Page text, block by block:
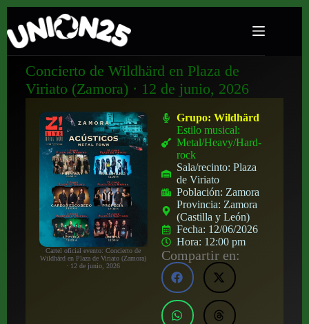
Concierto de Wildhärd en Plaza de
Viriato (Zamora) · 12 de junio, 2026
Cartel oficial evento: Concierto de
Wildhärd en Plaza de Viriato (Zamora)
· 12 de junio, 2026
Grupo:Wildhärd
Estilo musical:
Metal/Heavy/Hard-
rock
Sala/recinto:Plaza
de Viriato
Población: Zamora
Provincia: Zamora
(Castilla y León)
Fecha: 12/06/2026
Hora: 12:00 pm
Compartir en: